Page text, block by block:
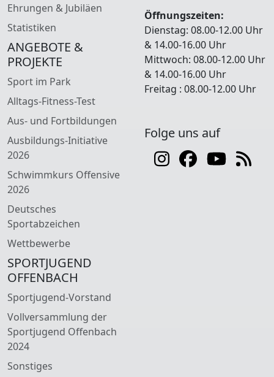
Ehrungen & Jubiläen
Statistiken
ANGEBOTE &
PROJEKTE
Sport im Park
Alltags-Fitness-Test
Aus- und Fortbildungen
Ausbildungs-Initiative
2026
Schwimmkurs Offensive
2026
Deutsches
Sportabzeichen
Wettbewerbe
SPORTJUGEND
OFFENBACH
Sportjugend-Vorstand
Vollversammlung der
Sportjugend Offenbach
2024
Sonstiges
Öffnungszeiten:
Dienstag: 08.00-12.00 Uhr
& 14.00-16.00 Uhr
Mittwoch: 08.00-12.00 Uhr
& 14.00-16.00 Uhr
Freitag : 08.00-12.00 Uhr
Folge uns auf